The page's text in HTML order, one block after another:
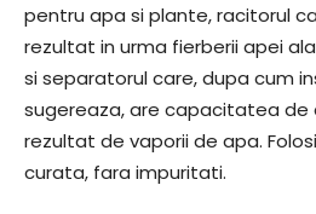
pentru apa si plante, racitorul
rezultat in urma fierberii apei
si separatorul care, dupa cum
sugereaza, are capacitatea de
rezultat de vaporii de apa.
curata, fara impuritati.